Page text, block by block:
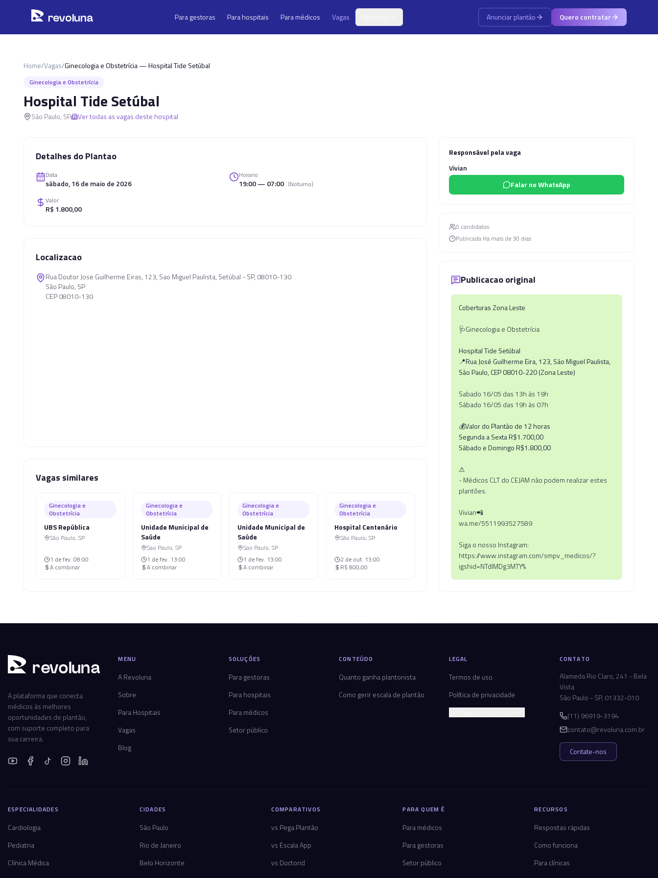
revoluna Para gestoras Para hospitais Para médicos Vagas Anunciar plantão Quero contratar
Home/Vagas/Ginecologia e Obstetrícia — Hospital Tide Setúbal
Ginecologia e Obstetrícia
Hospital Tide Setúbal
São Paulo, SP Ver todas as vagas deste hospital
Detalhes do Plantao
Data
sábado, 16 de maio de 2026
Horario
19:00 — 07:00 (Noturno)
Valor
R$ 1.800,00
Localizacao
Rua Doutor Jose Guilherme Eiras, 123, Sao Miguel Paulista, Setúbal - SP, 08010-130
São Paulo, SP
CEP 08010-130
Vagas similares
Ginecologia e
Obstetrícia
UBS República
São Paulo, SP
1 de fev. 08:00
A combinar
Ginecologia e
Obstetrícia
Unidade Municipal de
Saúde
Sao Paulo, SP
1 de fev. 13:00
A combinar
Ginecologia e
Obstetrícia
Unidade Municipal de
Saúde
Sao Paulo, SP
1 de fev. 13:00
A combinar
Ginecologia e
Obstetrícia
Hospital Centenário
São Paulo, SP
2 de out. 13:00
R$ 800,00
Responsável pela vaga
Vivian
Falar no WhatsApp
0 candidatos
Publicada Ha mais de 30 dias
Publicacao original
Coberturas Zona Leste
🩺Ginecologia e Obstetrícia
Hospital Tide Setúbal
📍Rua José Guilherme Eira, 123, São Miguel Paulista,
São Paulo, CEP 08010-220 (Zona Leste)
Sabado 16/05 das 13h às 19h
Sábado 16/05 das 19h às 07h
💰Valor do Plantão de 12 horas
Segunda a Sexta R$1.700,00
Sábado e Domingo R$1.800,00
⚠
- Médicos CLT do CEJAM não podem realizar estes
plantões.
Vivian📲
wa.me/5511993527589
Siga o nosso Instagram:
https://www.instagram.com/smpv_medicos/?
igshid=NTdIMDg3MTY%
revoluna
A plataforma que conecta
médicos às melhores
oportunidades de plantão,
com suporte completo para
sua carreira.
MENU
A Revoluna
Sobre
Para Hospitais
Vagas
Blog
SOLUÇÕES
Para gestoras
Para hospitais
Para médicos
Setor público
CONTEÚDO
Quanto ganha plantonista
Como gerir escala de plantão
LEGAL
Termos de uso
Política de privacidade
CONTATO
Alameda Rio Claro, 241 - Bela
Vista
São Paulo - SP, 01332-010
(11) 96919-3194
contato@revoluna.com.br
Contate-nos
ESPECIALIDADES
Cardiologia
Pediatria
Clínica Médica
CIDADES
São Paulo
Rio de Janeiro
Belo Horizonte
COMPARATIVOS
vs Pega Plantão
vs Escala App
vs Doctorid
PARA QUEM É
Para médicos
Para gestoras
Setor público
RECURSOS
Respostas rápidas
Como funciona
Para clínicas